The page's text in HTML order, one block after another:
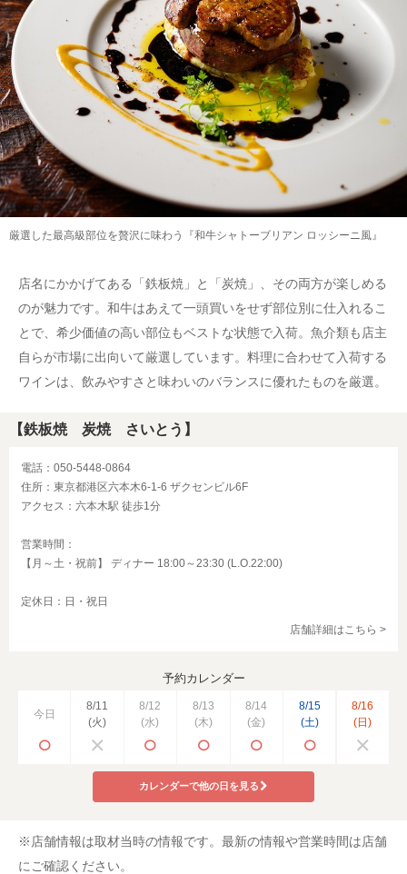
厳選した最高級部位を贅沢に味わう『和牛シャトーブリアン ロッシーニ風』
店名にかかげてある「鉄板焼」と「炭焼」、その両方が楽しめる
のが魅力です。和牛はあえて一頭買いをせず部位別に仕入れるこ
とで、希少価値の高い部位もベストな状態で入荷。魚介類も店主
自らが市場に出向いて厳選しています。料理に合わせて入荷する
ワインは、飲みやすさと味わいのバランスに優れたものを厳選。
【鉄板焼 炭焼 さいとう】
電話：050-5448-0864
住所：東京都港区六本木6-1-6 ザクセンビル6F
アクセス：六本木駅 徒歩1分
営業時間：
【月～土・祝前】 ディナー 18:00～23:30 (L.O.22:00)
定休日：日・祝日
店舗詳細はこちら >
予約カレンダー
今日
8/11
(火)
8/12
(水)
8/13
(木)
8/14
(金)
8/15
(土)
8/16
(日)
カレンダーで他の日を見る
※店舗情報は取材当時の情報です。最新の情報や営業時間は店舗
にご確認ください。